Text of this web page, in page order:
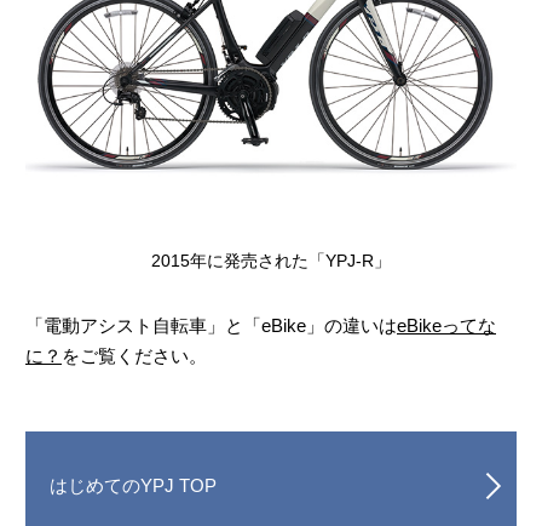
2015年に発売された「YPJ-R」
「電動アシスト自転車」と「eBike」の違いはeBikeってな
に？ をご覧ください。
はじめてのYPJ TOP